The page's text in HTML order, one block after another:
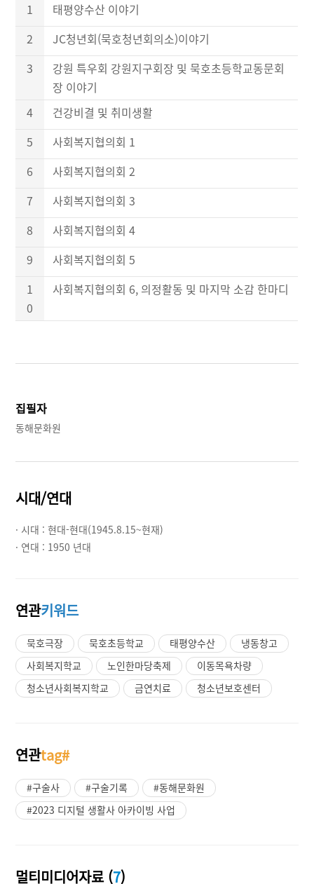
1
태평양수산 이야기
2
JC청년회(묵호청년회의소)이야기
3
강원 특우회 강원지구회장 및 묵호초등학교동문회
장 이야기
4
건강비결 및 취미생활
5
사회복지협의회 1
6
사회복지협의회 2
7
사회복지협의회 3
8
사회복지협의회 4
9
사회복지협의회 5
1
0
사회복지협의회 6, 의정활동 및 마지막 소감 한마디
집필자
동해문화원
시대/연대
· 시대 :현대-현대(1945.8.15~현재)
· 연대 : 1950 년대
연관키워드
묵호극장 묵호초등학교 태평양수산
냉동창고
사회복지학교
노인한마당축제
이동목욕차량
청소년사회복지학교
금연치료 청소년보호센터
연관tag#
#구술사 #구술기록
#동해문화원
#2023 디지털 생활사 아카이빙 사업
멀티미디어자료 (7)